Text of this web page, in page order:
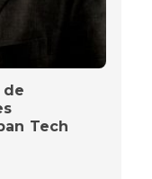
de
Tech